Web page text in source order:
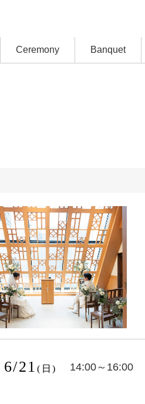
Ceremony Banquet
6/21 (日) 14:00～16:00